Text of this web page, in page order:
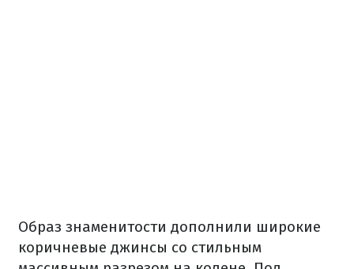
Образ знаменитости дополнили широкие
коричневые джинсы со стильным